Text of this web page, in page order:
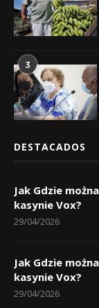
3
DESTACADOS
Jak Gdzie
kasynie Vox?
29/04/2026
Jak Gdzie
kasynie Vox?
29/04/2026